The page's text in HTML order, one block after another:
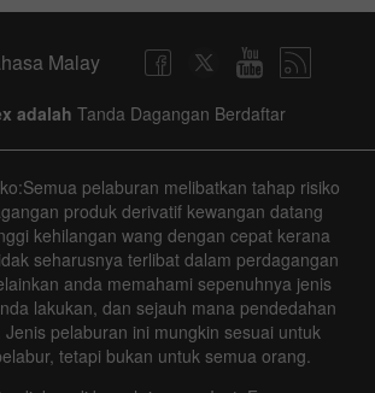
Malay
adalah Tanda Dagangan Berdaftar
pelaburan melibatkan tahap risiko
produk derivatif kewangan datang
kehilangan wang dengan cepat kerana
seharusnya terlibat dalam perdagangan
anda memahami sepenuhnya jenis
lakukan, dan sejauh mana pendedahan
pelaburan ini mungkin sesuai untuk
tetapi bukan untuk semua orang.